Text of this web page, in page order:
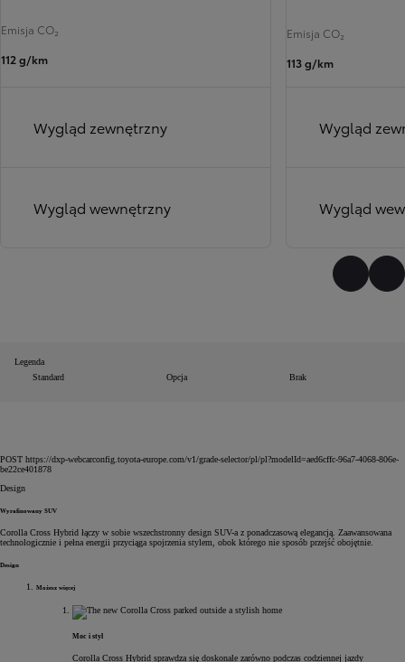
Emisja CO₂
112 g/km
Wygląd zewnętrzny
Wygląd wewnętrzny
Emisja CO₂
113 g/km
Wygląd
Wygląd
Legenda
Standard
Opcja Brak
POST https://dxp-webcarconfig.toyota-europe.com/v1/grade-selector/pl/pl?modelId=aed6cffc-96a7-4068-806e-
be22ce401878
Design
Wyrafinowany SUV
Corolla Cross Hybrid łączy w sobie wszechstronny design SUV-a z ponadczasową elegancją. Zaawansowana
technologicznie i pełna energii przyciąga spojrzenia stylem, obok którego nie sposób przejść obojętnie.
Design
Możesz więcej
Moc i styl
Corolla Cross Hybrid sprawdza się doskonale zarówno podczas codziennej jazdy